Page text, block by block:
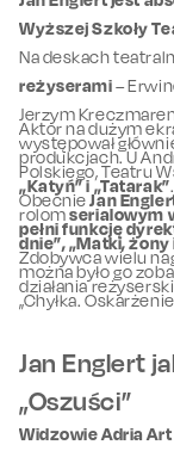
Wyższej Szkoły
Na deskach
reżyserami–
Jerzym
występował
Polskiego, Teatru
ObecnieJan
pełni funkcję
Aktor na dużym
produkcjach. U
„Katyń” i „Tatarak”
rolomserialowym
dnie”, „Matki, żony
można było go
„Chyłka.
Zdobywca wielu
działania
Jan Englert
„Oszuści”
Widzowie Adria